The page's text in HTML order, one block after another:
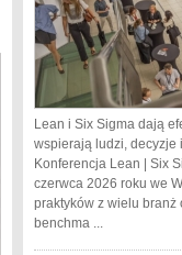
Lean i Six Sigma dają
wspierają ludzi, decyzje
Konferencja Lean | Six
czerwca 2026 roku we
praktyków z wielu branż
benchma ...